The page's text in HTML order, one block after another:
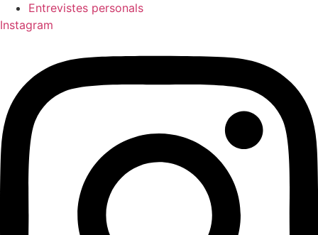
Entrevistes personals
Instagram